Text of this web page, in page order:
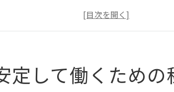
看護師が安定を得るために大切なポ
つくば市で看護師が安心して働くた
看護師の将来性を高めるスキルアップ戦
看護師のキャリア形成に必要なスキ
定して働くための